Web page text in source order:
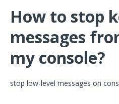
How to stop
messages
my console?
stop low-level messages on